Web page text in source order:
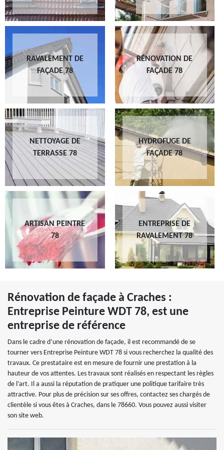
RAVALEMENT DE
FAÇADE 78
RÉNOVATION DE
FAÇADE 78
NETTOYAGE DE
TERRASSE 78
HYDROFUGE DE
FAÇADE 78
ARTISAN PEINTRE
78
ENTREPRISE DE
RAVALEMENT 78
Rénovation de façade à Craches :
Entreprise Peinture WDT 78, est une
entreprise de référence
Dans le cadre d‘une rénovation de façade, il est recommandé de se
tourner vers Entreprise Peinture WDT 78 si vous recherchez la qualité des
travaux. Ce prestataire est en mesure de fournir une prestation à la
hauteur de vos attentes. Les travaux sont réalisés en respectant les règles
de l’art. Il a aussi la réputation de pratiquer une politique tarifaire très
attractive. Pour plus de précision sur ses offres, contactez ses chargés de
clientèle si vous êtes à Craches, dans le 78660. Vous pouvez aussi visiter
son site web.